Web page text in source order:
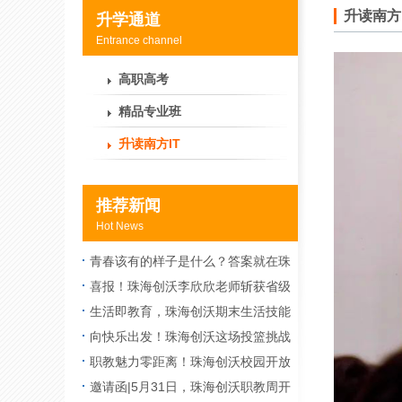
升学通道
Entrance channel
高职高考
精品专业班
升读南方IT
推荐新闻
Hot News
青春该有的样子是什么？答案就在珠
海创沃社团
喜报！珠海创沃李欣欣老师斩获省级
二等奖，以匠心守望课堂
生活即教育，珠海创沃期末生活技能
大比拼火热上演
向快乐出发！珠海创沃这场投篮挑战
赛让期末校园“热”度飙升
职教魅力零距离！珠海创沃校园开放
日暨职教技能节晚会太好玩了
邀请函|5月31日，珠海创沃职教周开
升读南